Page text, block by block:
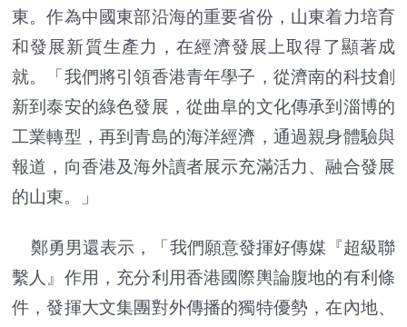
東。作為中國東部沿海的重要省份，山東着力培育
和發展新質生產力，在經濟發展上取得了顯著成
就。「我們將引領香港青年學子，從濟南的科技創
新到泰安的綠色發展，從曲阜的文化傳承到淄博的
工業轉型，再到青島的海洋經濟，通過親身體驗與
報道，向香港及海外讀者展示充滿活力、融合發展
的山東。」
鄭勇男還表示，「我們願意發揮好傳媒『超級聯
繫人』作用，充分利用香港國際輿論腹地的有利條
件，發揮大文集團對外傳播的獨特優勢，在內地、